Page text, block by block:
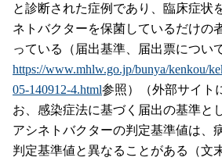
と診断された症例であり、臨床症状
ネトバクターを保菌しているだけの
っている（届出基準、届出票につい
https://www.mhlw.go.jp/bunya/kenkou/
05-140912-4.html参照）（外部サイト
お、感染症法に基づく届出の基準と
アシネトバクターの判定基準値は、
判定基準値と異なることがある（文